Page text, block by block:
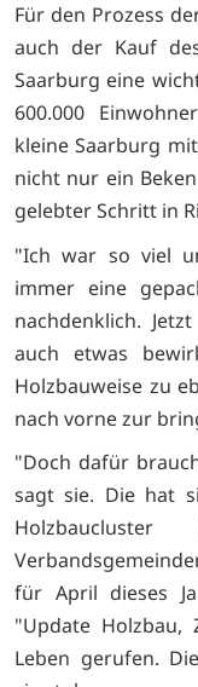
Für den Prozess
auch der Kauf
Saarburg eine
600.000
kleine Saarburg
nicht nur ein
gelebter Schritt in
"Ich war so viel
immer eine
nachdenklich.
auch etwas
Holzbauweise zu
nach vorne zur
"Doch dafür
sagt sie. Die hat
für April dieses
"Update
Leben gerufen.